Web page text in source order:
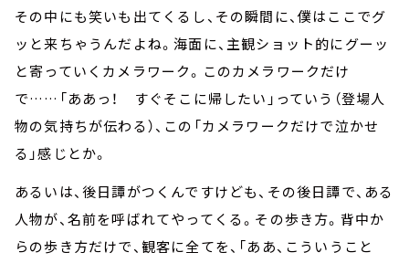
その中にも笑いも出てくるし、その瞬間に、僕はここでグ
ッと来ちゃうんだよね。海面に、主観ショット的にグーッ
と寄っていくカメラワーク。このカメラワークだけ
で……「ああっ！ すぐそこに帰したい」っていう（登場人
物の気持ちが伝わる）、この「カメラワークだけで泣かせ
る」感じとか。
あるいは、後日譚がつくんですけども、その後日譚で、ある
人物が、名前を呼ばれてやってくる。その歩き方。背中か
らの歩き方だけで、観客に全てを、「ああ、こういうこと